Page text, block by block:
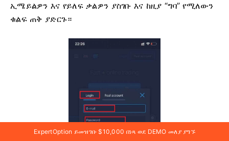
ኢሜይልዎን እና የይለፍ ቃልዎን ያስገቡ እና ከዚያ “ግባ” የሚለውን
ቁልፍ ጠቅ ያድርጉ።
ExpertOption ይመዝገቡ $10,000 በነጻ ወደ DEMO መለያ ያግኙ